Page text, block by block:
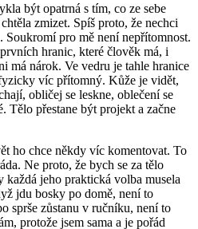
být opatrná s tím, co ze sebe
zmizet. Spíš proto, že nechci
Soukromí pro mě není nepřítomnost.
hranic, které člověk má, i
má nárok. Ve vedru je tahle hranice
víc přítomný. Kůže je vidět,
obličej se leskne, oblečení se
Tělo přestane být projekt a začne
ho chce někdy víc komentovat. To
Ne proto, že bych se za tělo
každá jeho praktická volba musela
jdu bosky po domě, není to
sprše zůstanu v ručníku, není to
protože jsem sama a je pořád